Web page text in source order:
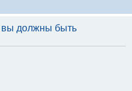
вы должны быть